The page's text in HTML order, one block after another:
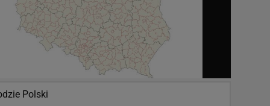
Polski